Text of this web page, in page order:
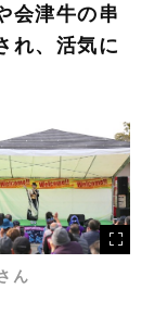
会津牛の串
れ、活気に
ん